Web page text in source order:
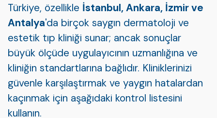
Türkiye, özellikle İstanbul, Ankara, İzmir ve
Antalya'da birçok saygın dermatoloji ve
estetik tıp kliniği sunar; ancak sonuçlar
büyük ölçüde uygulayıcının uzmanlığına ve
kliniğin standartlarına bağlıdır. Kliniklerinizi
güvenle karşılaştırmak ve yaygın hatalardan
kaçınmak için aşağıdaki kontrol listesini
kullanın.